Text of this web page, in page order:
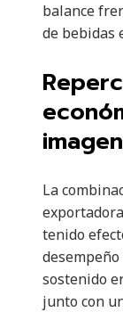
balance
de bebidas
imagen
La
tenido
sostenido
junto con